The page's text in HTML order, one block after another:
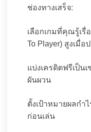
ช่องทางเสร็จ:
เลือกเกมที่คุณรู้เรื่
To Player) สูงเมื่อ
แบ่งเครดิตฟรีเป็น
ผันผวน
ตั้งเป้าหมายผลกำ
ก่อนเล่น